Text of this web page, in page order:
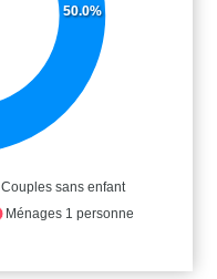
50.0%
Couples sans enfant
Ménages 1 personne